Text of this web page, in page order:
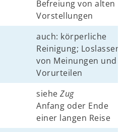
Befreiung von alten
Vorstellungen
auch: körperliche
Reinigung; Loslassen
von Meinungen und
Vorurteilen
siehe Zug
Anfang oder Ende
einer langen Reise